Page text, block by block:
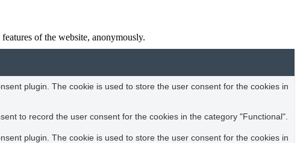
of the website, anonymously.
plugin. The cookie is used to store the user consent for the cookies in
to record the user consent for the cookies in the category "Functional".
plugin. The cookie is used to store the user consent for the cookies in